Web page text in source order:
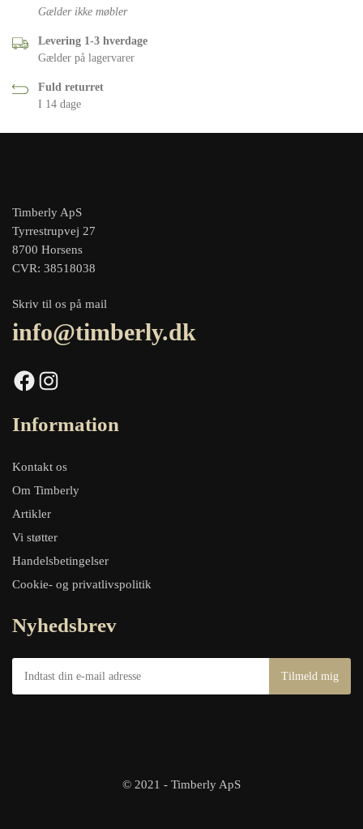
Gælder ikke møbler
Levering 1-3 hverdage
Gælder på lagervarer
Fuld returret
I 14 dage
Timberly ApS
Tyrrestrupvej 27
8700 Horsens
CVR: 38518038
Skriv til os på mail
info@timberly.dk
Facebook Instagram
Information
Kontakt os
Om Timberly
Artikler
Vi støtter
Handelsbetingelser
Cookie- og privatlivspolitik
Nyhedsbrev
© 2021 - Timberly ApS